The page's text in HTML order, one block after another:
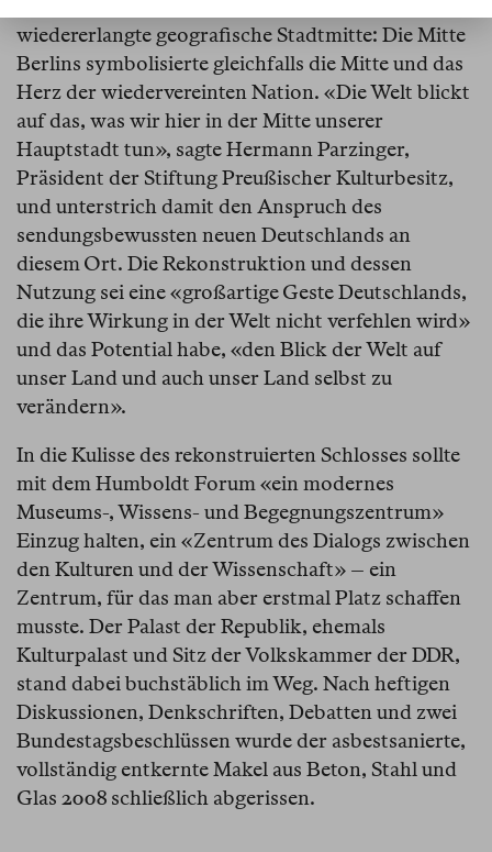
wiedererlangte geografische Stadtmitte: Die Mitte
Berlins symbolisierte gleichfalls die Mitte und das
Herz der wiedervereinten Nation. «Die Welt blickt
auf das, was wir hier in der Mitte unserer
Hauptstadt tun», sagte Hermann Parzinger,
Präsident der Stiftung Preußischer Kulturbesitz,
und unterstrich damit den Anspruch des
sendungsbewussten neuen Deutschlands an
diesem Ort. Die Rekonstruktion und dessen
Nutzung sei eine «großartige Geste Deutschlands,
die ihre Wirkung in der Welt nicht verfehlen wird»
und das Potential habe, «den Blick der Welt auf
unser Land und auch unser Land selbst zu
verändern».
In die Kulisse des rekonstruierten Schlosses sollte
mit dem Humboldt Forum «ein modernes
Museums-, Wissens- und Begegnungszentrum»
Einzug halten, ein «Zentrum des Dialogs zwischen
den Kulturen und der Wissenschaft» – ein
Zentrum, für das man aber erstmal Platz schaffen
musste. Der Palast der Republik, ehemals
Kulturpalast und Sitz der Volkskammer der DDR,
stand dabei buchstäblich im Weg. Nach heftigen
Diskussionen, Denkschriften, Debatten und zwei
Bundestagsbeschlüssen wurde der asbestsanierte,
vollständig entkernte Makel aus Beton, Stahl und
Glas 2008 schließlich abgerissen.